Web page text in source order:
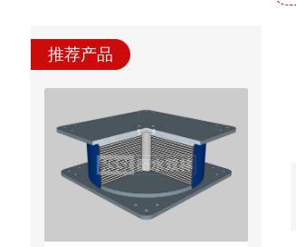
推荐产品